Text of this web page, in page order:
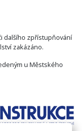
dalšího zpřístupňování
zakázáno.
u Městského